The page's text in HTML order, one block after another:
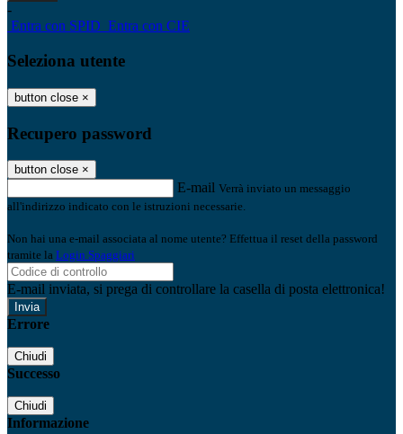
-
Entra con SPID Entra con CIE
Seleziona utente
button close ×
Recupero password
button close ×
E-mail Verrà inviato un messaggio
all'indirizzo indicato con le istruzioni necessarie.
Non hai una e-mail associata al nome utente? Effettua il reset della password
tramite la Login Spaggiari
E-mail inviata, si prega di controllare la casella di posta elettronica!
Errore
Chiudi
Successo
Chiudi
Informazione